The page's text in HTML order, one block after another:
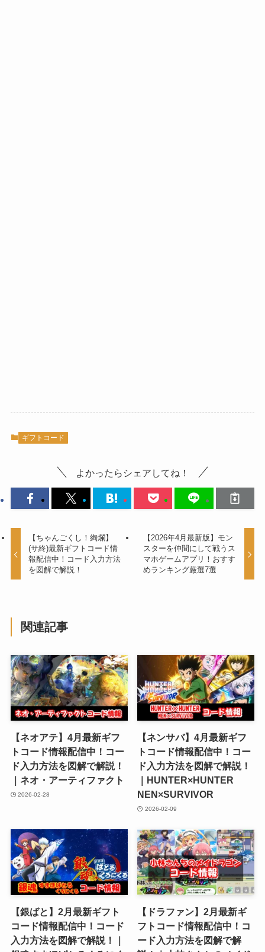
ギフトコード
よかったらシェアしてね！
【ちゃんごくし！絢爛】
(サ終)最新ギフトコード情
報配信中！コード入力方法
を図解で解説！
【2026年4月最新版】モン
スターを仲間にして戦うス
マホゲームアプリ！おすす
めランキング厳選7選
関連記事
【ネオアテ】4月最新ギフ
トコード情報配信中！コー
ド入力方法を図解で解説！
｜ネオ・アーティファクト
2026-02-28
【ネンサバ】4月最新ギフ
トコード情報配信中！コー
ド入力方法を図解で解説！
｜HUNTER×HUNTER
NEN×SURVIVOR
2026-02-09
【銀ばと】2月最新ギフト
コード情報配信中！コード
入力方法を図解で解説！｜
【ドラファン】2月最新ギ
フトコード情報配信中！コ
ード入力方法を図解で解